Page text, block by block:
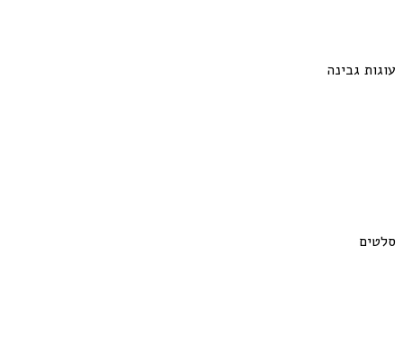
עוגות גבינה
סלטים